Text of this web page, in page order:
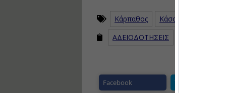
Κάρπαθος Κάσος
ΑΔΕΙΟΔΟΤΗΣΕΙΣ
Facebook Twitter